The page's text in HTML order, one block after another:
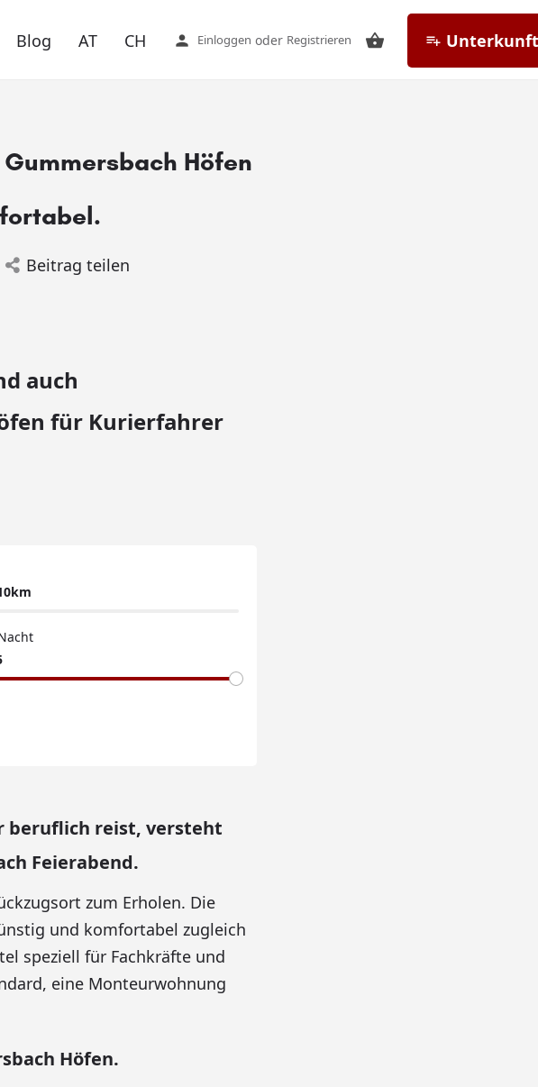
Blog AT CH Einloggen oder Registrieren
Höfen
Beitrag teilen
auch
für Kurierfahrer
beruflich reist, versteht
Feierabend.
zum Erholen. Die
und komfortabel zugleich
speziell für Fachkräfte und
eine Monteurwohnung
Höfen.